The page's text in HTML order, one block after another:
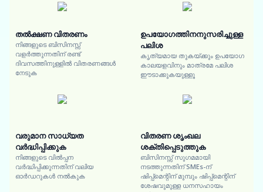
തൽക്ഷണ വിതരണം
നിങ്ങളുടെ ബിസിനസ്സ്
വളർത്തുന്നതിന് രണ്ട്
ദിവസത്തിനുള്ളിൽ വിതരണങ്ങൾ
നേടുക
ഉപയോഗത്തിനനുസരിച്ചുള്ള
പലിശ
കൃത്യമായ തുകയ്ക്കും ഉപയോഗ
കാലയളവിനും മാത്രമേ പലിശ
ഈടാക്കുകയുള്ളൂ
വരുമാന സാധ്യത
വർദ്ധിപ്പിക്കുക
നിങ്ങളുടെ വിൽപ്പന
വർദ്ധിപ്പിക്കുന്നതിന് വലിയ
ഓർഡറുകൾ നൽകുക
വിതരണ ശൃംഖല
ശക്തിപ്പെടുത്തുക
ബിസിനസ്സ് സുഗമമായി
നടത്തുന്നതിന് SMEs-ന്
ഷിപ്പ്‌മെന്റിന് മുമ്പും ഷിപ്പ്‌മെന്റിന്
ശേഷവുമുള്ള ധനസഹായം